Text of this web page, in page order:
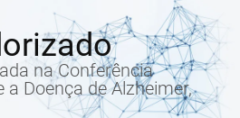
na Conferência
a Doença de Alzheimer,